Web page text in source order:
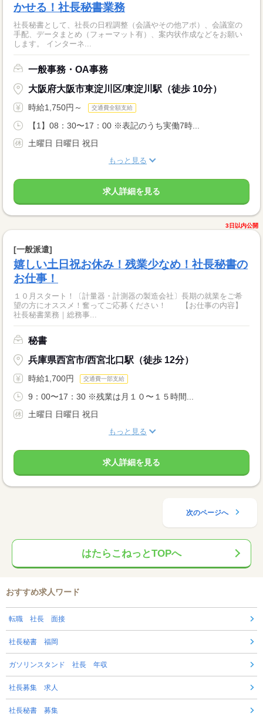
かせる！社長秘書業務
社長秘書として、社長の日程調整（会議やその他アポ）、会議室の
手配、データまとめ（フォーマット有）、案内状作成などをお願い
します。 インターネ...
一般事務・OA事務
大阪府大阪市東淀川区/東淀川駅（徒歩 10分）
時給1,750円～ 交通費全額支給
【1】08：30〜17：00 ※表記のうち実働7時...
土曜日 日曜日 祝日
もっと見る
求人詳細を見る
3日以内公開
[一般派遣]
嬉しい土日祝お休み！残業少なめ！社長秘書の
お仕事！
１０月スタート！〔計量器・計測器の製造会社〕長期の就業をご希
望の方にオススメ！奮ってご応募ください！ 【お仕事の内容】
社長秘書業務｜総務事...
秘書
兵庫県西宮市/西宮北口駅（徒歩 12分）
時給1,700円 交通費一部支給
9：00〜17：30 ※残業は月１０〜１５時間...
土曜日 日曜日 祝日
もっと見る
求人詳細を見る
次のページへ
はたらこねっとTOPへ
おすすめ求人ワード
転職 社長 面接
社長秘書 福岡
ガソリンスタンド 社長 年収
社長募集 求人
社長秘書 募集